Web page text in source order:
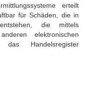
erteilt
für Schäden, die in
die mittels
elektronischen
das Handelsregister